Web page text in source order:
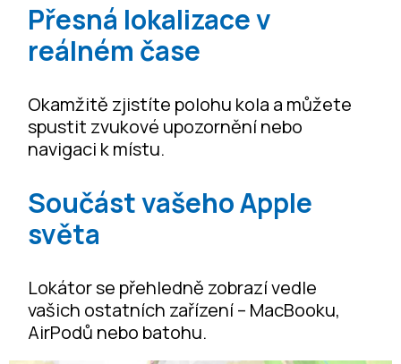
Přesná lokalizace v
reálném čase
Okamžitě zjistíte polohu kola a můžete
spustit zvukové upozornění nebo
navigaci k místu.
Součást vašeho Apple
světa
Lokátor se přehledně zobrazí vedle
vašich ostatních zařízení – MacBooku,
AirPodů nebo batohu.